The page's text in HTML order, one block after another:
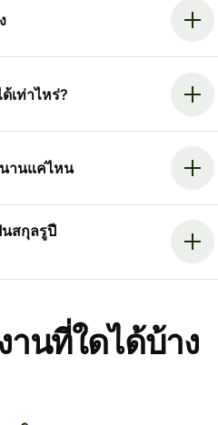
เท่าไหร่?
นานแค่ไหน
นสกุลรูปี
านที่ใดได้บ้าง